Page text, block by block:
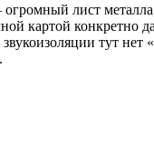
лист
картой
тут